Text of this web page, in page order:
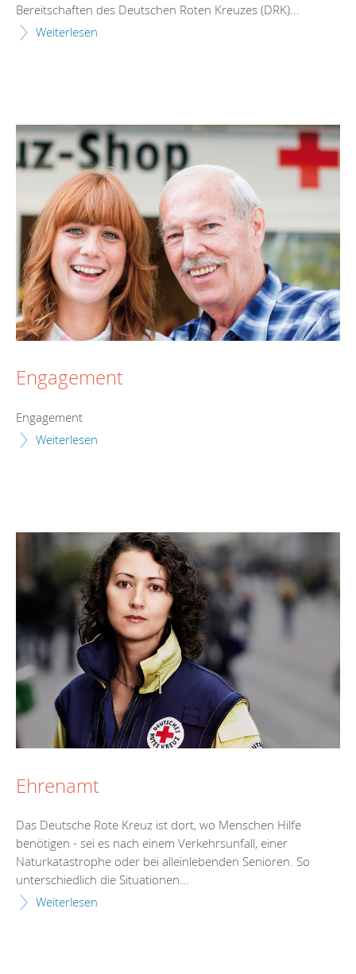
Bereitschaften des Deutschen Roten Kreuzes (DRK)...
Weiterlesen
Engagement
Engagement
Weiterlesen
Ehrenamt
Das Deutsche Rote Kreuz ist dort, wo Menschen Hilfe
benötigen - sei es nach einem Verkehrsunfall, einer
Naturkatastrophe oder bei alleinlebenden Senioren. So
unterschiedlich die Situationen...
Weiterlesen